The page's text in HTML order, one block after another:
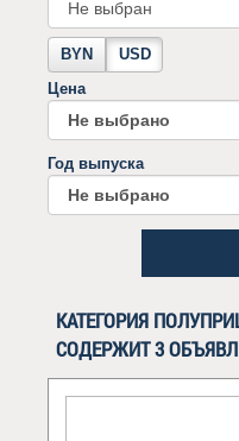
BYN
USD
Цена
Год выпуска
КАТЕГОРИЯ
СОДЕРЖИТ 3